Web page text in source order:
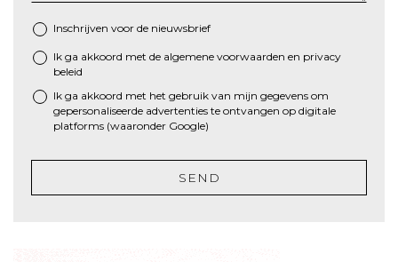
Inschrijven voor de nieuwsbrief
* Ik ga akkoord met de algemene voorwaarden en privacy
beleid
Ik ga akkoord met het gebruik van mijn gegevens om
gepersonaliseerde advertenties te ontvangen op digitale
platforms (waaronder Google)
SEND